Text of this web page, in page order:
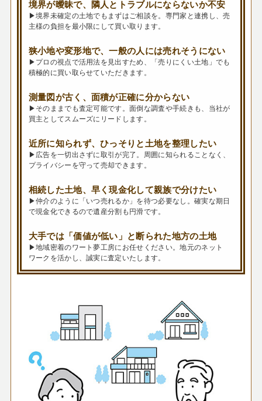
境界が曖昧で、隣人とトラブルにならないか不安
▶境界未確定の土地でもまずはご相談を。専門家と連携し、売
主様の負担を最小限にして買い取ります。
狭小地や変形地で、一般の人には売れそうにない
▶プロの視点で活用法を見出すため、「売りにくい土地」でも
積極的に買い取らせていただきます。
測量図が古く、面積が正確に分からない
▶そのままでも査定可能です。面倒な調査や手続きも、当社が
買主としてスムーズにリードします。
近所に知られず、ひっそりと土地を整理したい
▶広告を一切出さずに取引が完了。周囲に知られることなく、
プライバシーを守って売却できます。
相続した土地、早く現金化して親族で分けたい
▶仲介のように「いつ売れるか」を待つ必要なし。確実な期日
で現金化できるので遺産分割も円滑です。
大手では「価値が低い」と断られた地方の土地
▶地域密着のワート夢工房にお任せください。地元のネット
ワークを活かし、誠実に査定いたします。